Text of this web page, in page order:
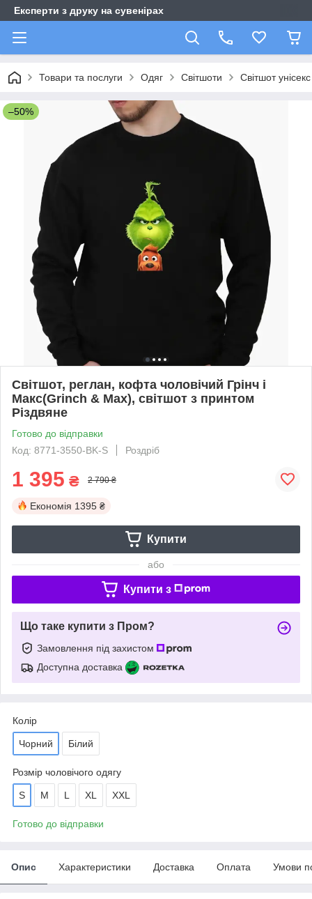
Експерти з друку на сувенірах
Товари та послуги Одяг Світшоти Світшот унісекс
–50%
Світшот, реглан, кофта чоловічий Грінч і
Макс(Grinch & Max), світшот з принтом
Різдвяне
Готово до відправки
Код: 8771-3550-BK-S
Роздріб
1 395 ₴ 2 790 ₴
Економія 1395 ₴
Купити
або
Купити з
Що таке купити з Пром?
Замовлення під захистом
Доступна доставка
Колір
Чорний Білий
Розмір чоловічого одягу
S M L XL XXL
Готово до відправки
Опис Характеристики Доставка Оплата Умови